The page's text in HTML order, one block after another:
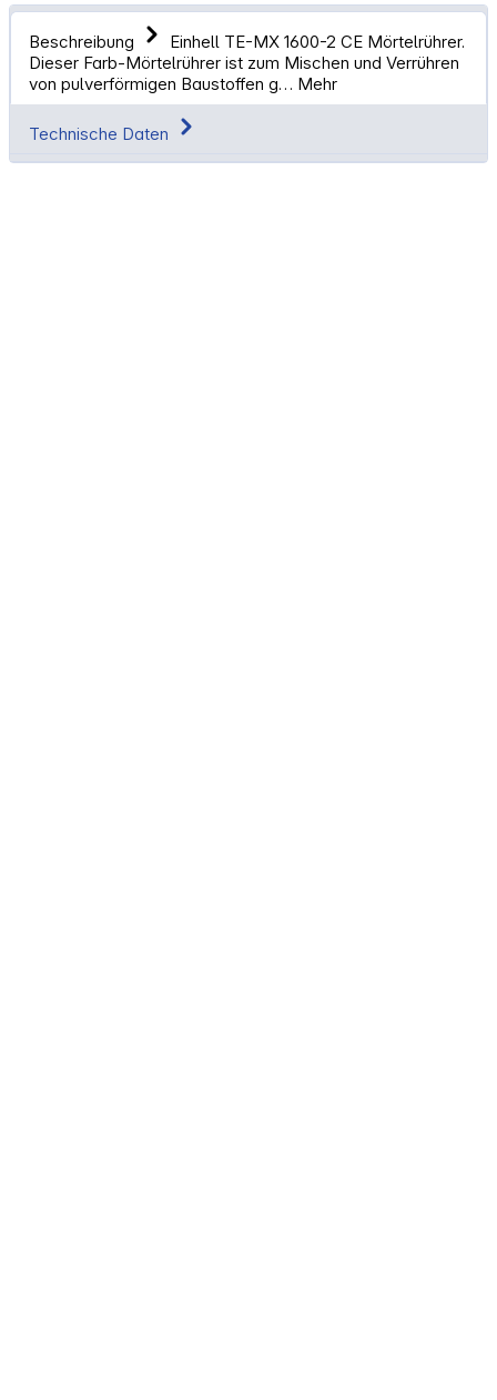
Beschreibung
Einhell TE-MX 1600-2 CE Mörtelrührer.
Dieser Farb-Mörtelrührer ist zum Mischen und Verrühren
von pulverförmigen Baustoffen g… Mehr
Technische Daten